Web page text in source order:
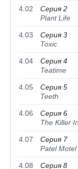
4.02
Серия 2
Plant Life
4.03
Серия 3
Toxic
4.04
Серия 4
Teatime
4.05
Серия 5
Teeth
4.06
Серия 6
The Killer
4.07
Серия 7
Patel
4.08
Серия 8